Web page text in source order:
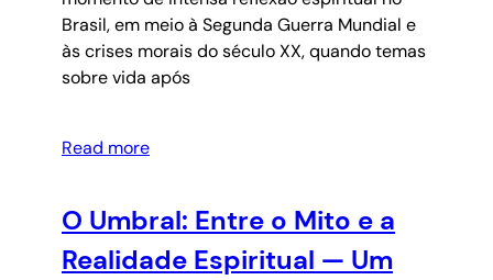
Brasil, em meio à Segunda Guerra Mundial e
às crises morais do século XX, quando temas
sobre vida após
Read more
O Umbral: Entre o Mito e a
Realidade Espiritual — Um